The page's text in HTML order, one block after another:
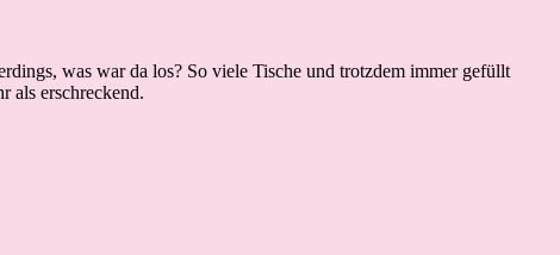
was war da los? So viele Tische und trotzdem immer gefüllt
als erschreckend.